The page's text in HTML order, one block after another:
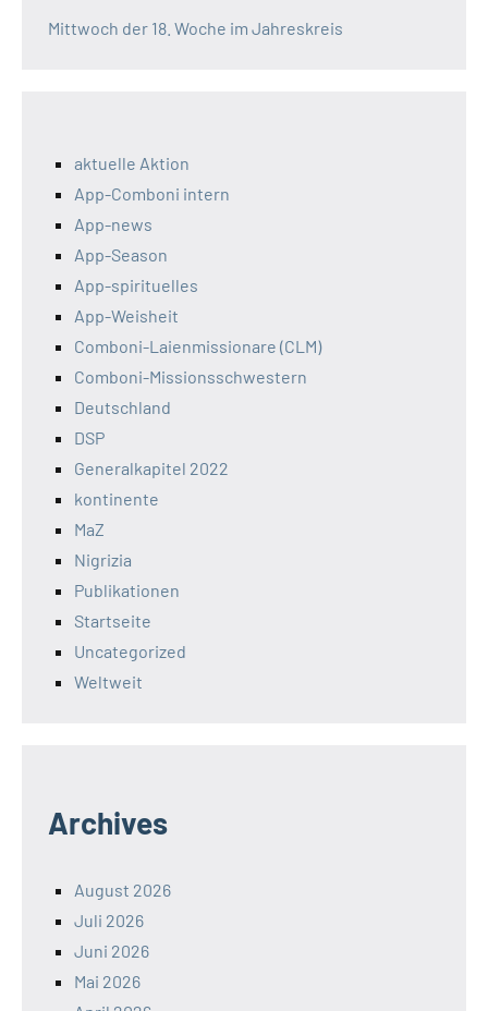
Mittwoch der 18. Woche im Jahreskreis
aktuelle Aktion
App-Comboni intern
App-news
App-Season
App-spirituelles
App-Weisheit
Comboni-Laienmissionare (CLM)
Comboni-Missionsschwestern
Deutschland
DSP
Generalkapitel 2022
kontinente
MaZ
Nigrizia
Publikationen
Startseite
Uncategorized
Weltweit
Archives
August 2026
Juli 2026
Juni 2026
Mai 2026